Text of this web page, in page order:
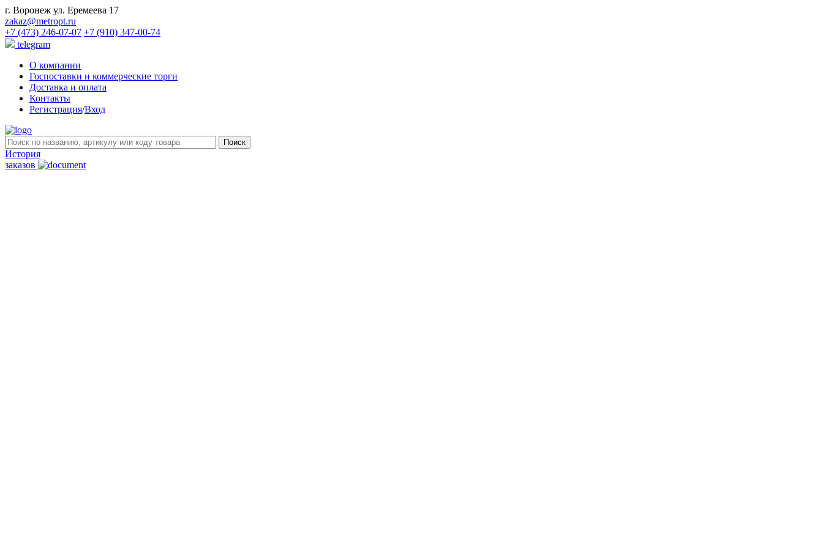
г. Воронеж ул. Еремеева 17
zakaz@metropt.ru
+7 (473) 246-07-07 +7 (910) 347-00-74
telegram
О компании
Госпоставки и коммерческие торги
Доставка и оплата
Контакты
Регистрация/Вход
История
заказов